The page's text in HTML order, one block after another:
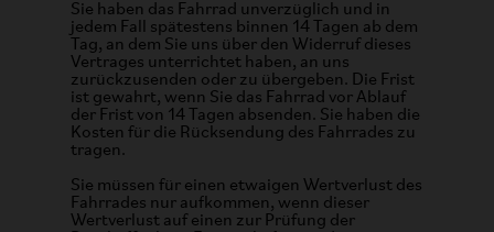
Sie haben das Fahrrad unverzüglich und in
jedem Fall spätestens binnen 14 Tagen ab dem
Tag, an dem Sie uns über den Widerruf dieses
Vertrages unterrichtet haben, an uns
zurückzusenden oder zu übergeben. Die Frist
ist gewahrt, wenn Sie das Fahrrad vor Ablauf
der Frist von 14 Tagen absenden. Sie haben die
Kosten für die Rücksendung des Fahrrades zu
tragen.
Sie müssen für einen etwaigen Wertverlust des
Fahrrades nur aufkommen, wenn dieser
Wertverlust auf einen zur Prüfung der